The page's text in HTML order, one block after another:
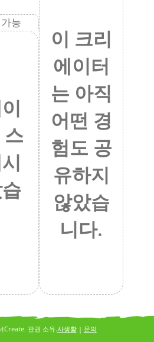
능
이 크리
에이터
는 아직
어떤 경
험도 공
유하지
않았습
니다.
사생활| 문의
Create. 판권 소유.